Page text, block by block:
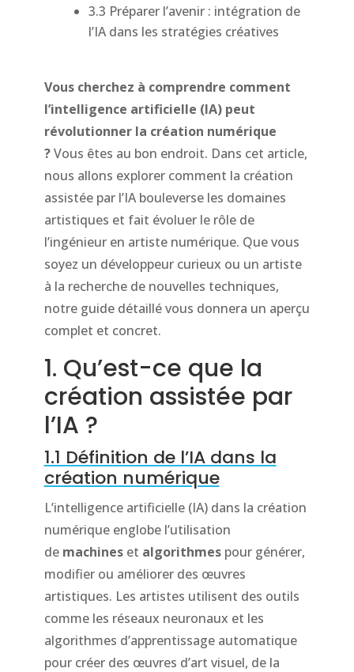
3.3 Préparer l’avenir : intégration de
l’IA dans les stratégies créatives
Vous cherchez à comprendre comment
l’intelligence artificielle (IA) peut
révolutionner la création numérique
? Vous êtes au bon endroit. Dans cet article,
nous allons explorer comment la création
assistée par l’IA bouleverse les domaines
artistiques et fait évoluer le rôle de
l’ingénieur en artiste numérique. Que vous
soyez un développeur curieux ou un artiste
à la recherche de nouvelles techniques,
notre guide détaillé vous donnera un aperçu
complet et concret.
1. Qu’est-ce que la
création assistée par
l’IA ?
1.1 Définition de l’IA dans la
création numérique
L’intelligence artificielle (IA) dans la création
numérique englobe l’utilisation
de machines et algorithmes pour générer,
modifier ou améliorer des œuvres
artistiques. Les artistes utilisent des outils
comme les réseaux neuronaux et les
algorithmes d’apprentissage automatique
pour créer des œuvres d’art visuel, de la